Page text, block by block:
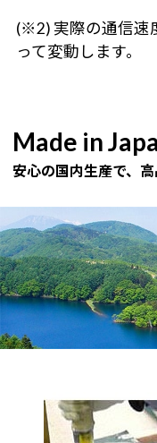
(※2) 実際の通信速
って変動します。
Made in
安心の国内生産で、